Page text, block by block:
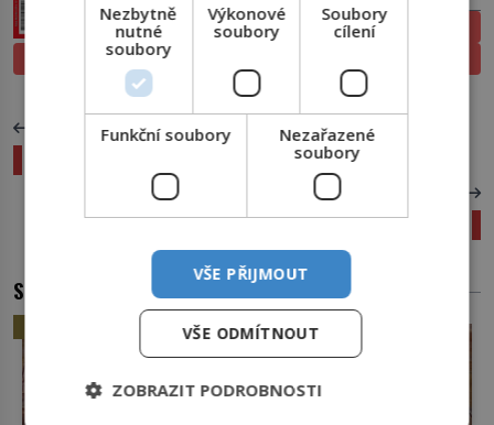
PROLISTOVAT
ELEKTRONICKÉ
PŘEDCHOZÍ ČLÁNEK
Ulici v Číně zaplavila záhadná páchnoucí pěna!
Mrakodrapy jsou největším postrachem ptáků
SOUVISEJÍCÍ ČLÁNKY
Nezbytně
nutné
soubory
Výkonové
soubory
Soubory
cílení
Funkční soubory
Nezařazené
soubory
VŠE PŘIJMOUT
VŠE ODMÍTNOUT
ZOBRAZIT PODROBNOSTI